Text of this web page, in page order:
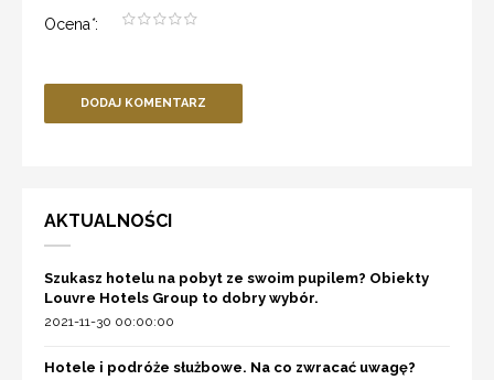
Ocena*:
DODAJ KOMENTARZ
AKTUALNOŚCI
Szukasz hotelu na pobyt ze swoim pupilem? Obiekty
Louvre Hotels Group to dobry wybór.
2021-11-30 00:00:00
Hotele i podróże służbowe. Na co zwracać uwagę?